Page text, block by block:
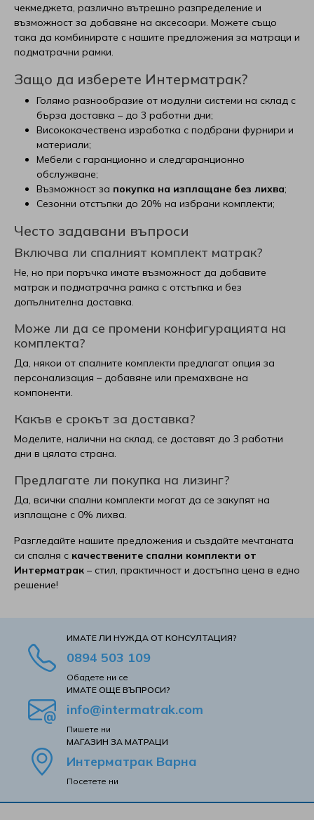
чекмеджета, различно вътрешно разпределение и
възможност за добавяне на аксесоари. Можете също
така да комбинирате с нашите предложения за матраци и
подматрачни рамки.
Защо да изберете Интерматрак?
Голямо разнообразие от модулни системи на склад с
бърза доставка – до 3 работни дни;
Висококачествена изработка с подбрани фурнири и
материали;
Мебели с гаранционно и следгаранционно
обслужване;
Възможност за покупка на изплащане без лихва;
Сезонни отстъпки до 20% на избрани комплекти;
Често задавани въпроси
Включва ли спалният комплект матрак?
Не, но при поръчка имате възможност да добавите
матрак и подматрачна рамка с отстъпка и без
допълнителна доставка.
Може ли да се промени конфигурацията на
комплекта?
Да, някои от спалните комплекти предлагат опция за
персонализация – добавяне или премахване на
компоненти.
Какъв е срокът за доставка?
Моделите, налични на склад, се доставят до 3 работни
дни в цялата страна.
Предлагате ли покупка на лизинг?
Да, всички спални комплекти могат да се закупят на
изплащане с 0% лихва.
Разгледайте нашите предложения и създайте мечтаната
си спалня с качествените спални комплекти от
Интерматрак – стил, практичност и достъпна цена в едно
решение!
ИМАТЕ ЛИ НУЖДА ОТ КОНСУЛТАЦИЯ?
0894 503 109
Обадете ни се
ИМАТЕ ОЩЕ ВЪПРОСИ?
info@intermatrak.com
Пишете ни
MАГАЗИН ЗА МАТРАЦИ
Интерматрак Варна
Посетете ни